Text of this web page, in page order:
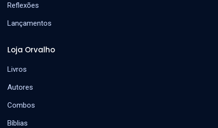
Loja Orvalho
Livros
Autores
Combos
Bíblias
Reflexões
Lançamentos